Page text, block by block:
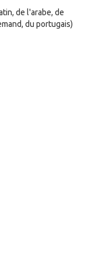
de l'arabe, de
du portugais)